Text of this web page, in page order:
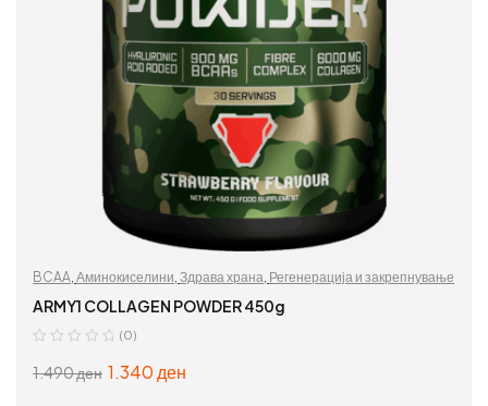
BCAA, Аминокиселини, Здрава храна, Регенерација и закрепнување
ARMY1 COLLAGEN POWDER 450g
(0)
1.490ден 1.340ден